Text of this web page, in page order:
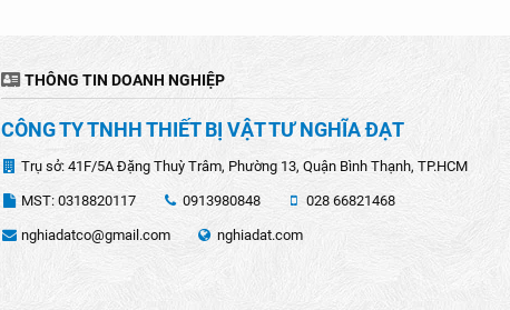
THÔNG TIN DOANH NGHIỆP
CÔNG TY TNHH THIẾT BỊ VẬT TƯ NGHĨA ĐẠT
Trụ sở: 41F/5A Đặng Thuỳ Trâm, Phường 13, Quận Bình Thạnh, TP.HCM
MST: 0318820117 0913980848 028 66821468
nghiadatco@gmail.com nghiadat.com